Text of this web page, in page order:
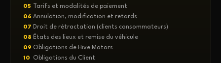
05 Tarifs et modalités de paiement
06 Annulation, modification et retards
07 Droit de rétractation (clients consommateurs)
08 États des lieux et remise du véhicule
09 Obligations de Hive Motors
10 Obligations du Client